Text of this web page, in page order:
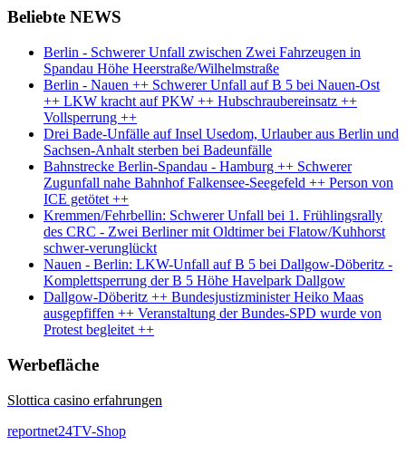
Beliebte NEWS
Berlin - Schwerer Unfall zwischen Zwei Fahrzeugen in
Spandau Höhe Heerstraße/Wilhelmstraße
Berlin - Nauen ++ Schwerer Unfall auf B 5 bei Nauen-Ost
++ LKW kracht auf PKW ++ Hubschraubereinsatz ++
Vollsperrung ++
Drei Bade-Unfälle auf Insel Usedom, Urlauber aus Berlin und
Sachsen-Anhalt sterben bei Badeunfälle
Bahnstrecke Berlin-Spandau - Hamburg ++ Schwerer
Zugunfall nahe Bahnhof Falkensee-Seegefeld ++ Person von
ICE getötet ++
Kremmen/Fehrbellin: Schwerer Unfall bei 1. Frühlingsrally
des CRC - Zwei Berliner mit Oldtimer bei Flatow/Kuhhorst
schwer-verunglückt
Nauen - Berlin: LKW-Unfall auf B 5 bei Dallgow-Döberitz -
Komplettsperrung der B 5 Höhe Havelpark Dallgow
Dallgow-Döberitz ++ Bundesjustizminister Heiko Maas
ausgepfiffen ++ Veranstaltung der Bundes-SPD wurde von
Protest begleitet ++
Werbefläche
Slottica casino erfahrungen
reportnet24TV-Shop